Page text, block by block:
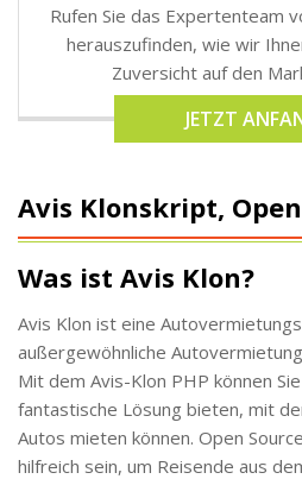
Rufen Sie das Expertenteam
herauszufinden, wie wir
Zuversicht auf den
JETZT
Avis Klonskript,
Was ist Avis Klon?
Avis Klon ist eine
außergewöhnliche
Mit dem Avis-Klon PHP können
fantastische Lösung bieten, mit
Autos mieten können. Open
hilfreich sein, um Reisende aus